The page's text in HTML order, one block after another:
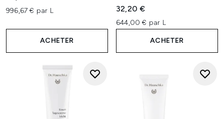
996,67 € par L
ACHETER
32,20 €
644,00 € par L
ACHETER